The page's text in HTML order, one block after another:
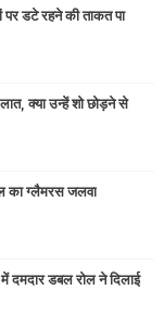
डटे रहने की ताकत पा
क्या उन्हें शो छोड़ने से
का ग्लैमरस जलवा
दमदार डबल रोल ने दिलाई